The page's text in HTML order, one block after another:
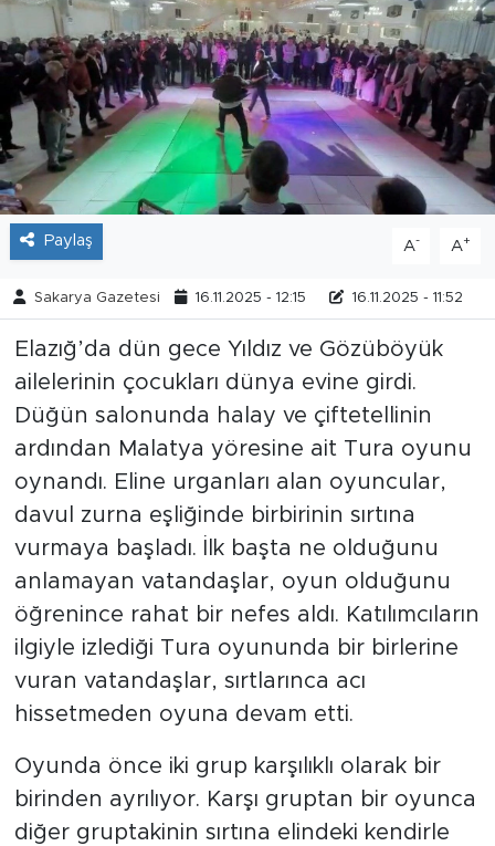
Paylaş A- A+
Sakarya Gazetesi 16.11.2025 - 12:15 16.11.2025 - 11:52
Elazığ’da dün gece Yıldız ve Gözüböyük
ailelerinin çocukları dünya evine girdi.
Düğün salonunda halay ve çiftetellinin
ardından Malatya yöresine ait Tura oyunu
oynandı. Eline urganları alan oyuncular,
davul zurna eşliğinde birbirinin sırtına
vurmaya başladı. İlk başta ne olduğunu
anlamayan vatandaşlar, oyun olduğunu
öğrenince rahat bir nefes aldı. Katılımcıların
ilgiyle izlediği Tura oyununda bir birlerine
vuran vatandaşlar, sırtlarınca acı
hissetmeden oyuna devam etti.
Oyunda önce iki grup karşılıklı olarak bir
birinden ayrılıyor. Karşı gruptan bir oyunca
diğer gruptakinin sırtına elindeki kendirle
Resmi İlanlar
Söyleşi
Foto Şaka
Teknoloji